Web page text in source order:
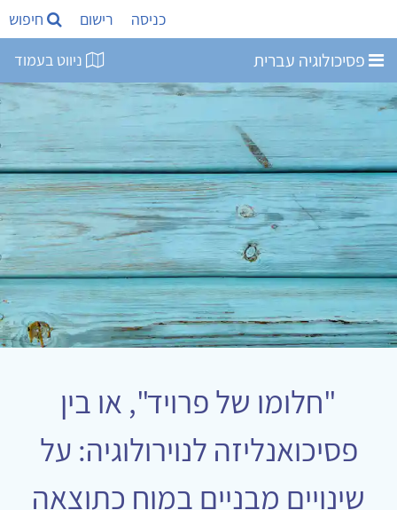
כניסה רישום חיפוש
פסיכולוגיה עברית ניווט בעמוד
"חלומו של פרויד", או בין
פסיכואנליזה לנוירולוגיה: על
שינויים מבניים במוח כתוצאה